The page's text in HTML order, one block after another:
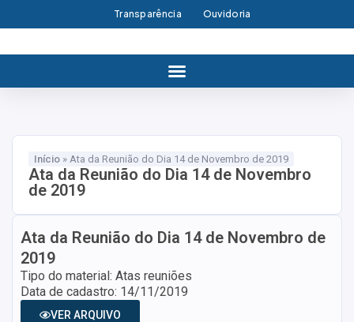
Transparência Ouvidoria
Início » Ata da Reunião do Dia 14 de Novembro de 2019
Ata da Reunião do Dia 14 de Novembro
de 2019
Ata da Reunião do Dia 14 de Novembro de
2019
Tipo do material: Atas reuniões
Data de cadastro: 14/11/2019
VER ARQUIVO